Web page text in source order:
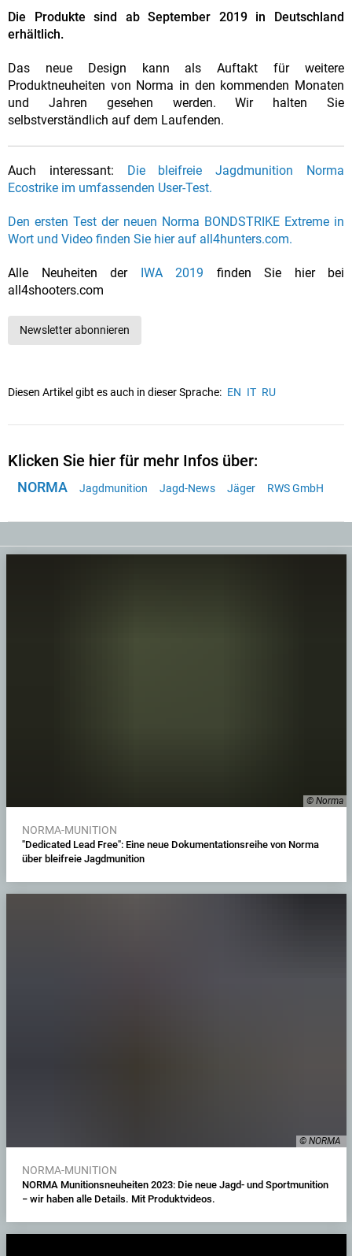
Die Produkte sind ab September 2019 in Deutschland
erhältlich.
Das neue Design kann als Auftakt für weitere
Produktneuheiten von Norma in den kommenden Monaten
und Jahren gesehen werden. Wir halten Sie
selbstverständlich auf dem Laufenden.
Auch interessant: Die bleifreie Jagdmunition Norma
Ecostrike im umfassenden User-Test.
Den ersten Test der neuen Norma BONDSTRIKE Extreme in
Wort und Video finden Sie hier auf all4hunters.com.
Alle Neuheiten der IWA 2019 finden Sie hier bei
all4shooters.com
Newsletter abonnieren
Diesen Artikel gibt es auch in dieser Sprache: EN IT RU
Klicken Sie hier für mehr Infos über:
NORMA Jagdmunition Jagd-News Jäger RWS GmbH
© Norma
NORMA-MUNITION
"Dedicated Lead Free": Eine neue Dokumentationsreihe von Norma
über bleifreie Jagdmunition
© NORMA
NORMA-MUNITION
NORMA Munitionsneuheiten 2023: Die neue Jagd- und Sportmunition
− wir haben alle Details. Mit Produktvideos.